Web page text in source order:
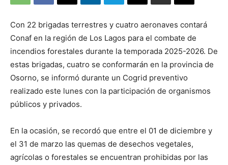
Con 22 brigadas terrestres y cuatro aeronaves contará
Conaf en la región de Los Lagos para el combate de
incendios forestales durante la temporada 2025-2026. De
estas brigadas, cuatro se conformarán en la provincia de
Osorno, se informó durante un Cogrid preventivo
realizado este lunes con la participación de organismos
públicos y privados.
En la ocasión, se recordó que entre el 01 de diciembre y
el 31 de marzo las quemas de desechos vegetales,
agrícolas o forestales se encuentran prohibidas por las